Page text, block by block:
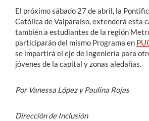
El próximo sábado 27 de abril, la
Católica de Valparaíso, extenderá esta
también a estudiantes de la región
participarán del mismo Programa en
se impartirá el eje de Ingeniería para
jóvenes de la capital y zonas aledañas.
Por Vanessa López y Paulina Rojas
Dirección de Inclusión